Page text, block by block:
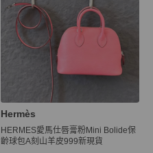
Hermès
HERMES愛馬仕唇膏粉Mini Bolide保
齡球包A刻山羊皮999新現貨